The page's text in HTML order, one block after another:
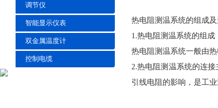
调节仪
智能显示仪表
双金属温度计
控制电缆
热电阻测温系统的组成
1.热电阻测温系统的组成
热电阻测温系统一般由
2.热电阻测温系统的连
引线电阻的影响，是工